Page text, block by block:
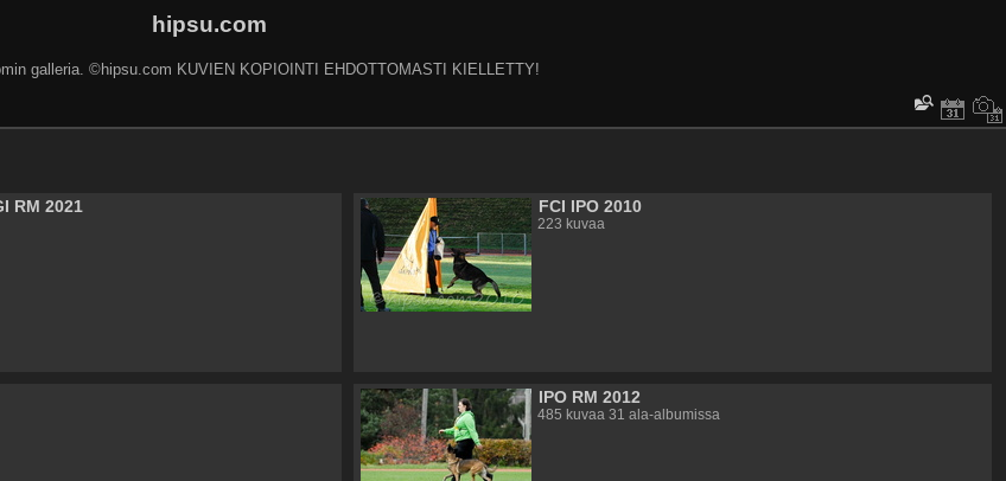
hipsu.com
galleria. ©hipsu.com KUVIEN KOPIOINTI EHDOTTOMASTI KIELLETTY!
RM 2021 FCI IPO 2010
223 kuvaa
IPO RM 2012
485 kuvaa 31 ala-albumissa